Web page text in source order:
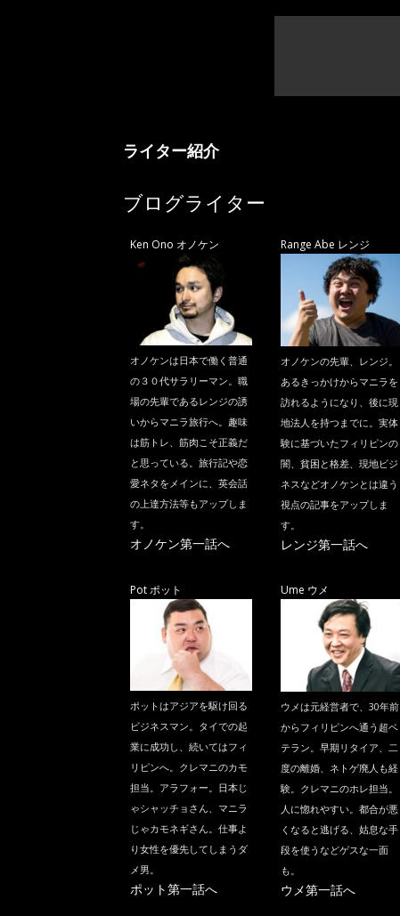
ライター紹介
ブログライター
Ken Ono オノケン
オノケンは日本で働く普通
の３０代サラリーマン。職
場の先輩であるレンジの誘
いからマニラ旅行へ。趣味
は筋トレ、筋肉こそ正義だ
と思っている。旅行記や恋
愛ネタをメインに、英会話
の上達方法等もアップしま
す。
オノケン第一話へ
Range Abe レンジ
オノケンの先輩、レンジ。
あるきっかけからマニラを
訪れるようになり、後に現
地法人を持つまでに。実体
験に基づいたフィリピンの
闇、貧困と格差、現地ビジ
ネスなどオノケンとは違う
視点の記事をアップしま
す。
レンジ第一話へ
Pot ポット
ポットはアジアを駆け回る
ビジネスマン。タイでの起
業に成功し、続いてはフィ
リピンへ。クレマニのカモ
担当。アラフォー。日本じ
ゃシャッチョさん、マニラ
じゃカモネギさん。仕事よ
り女性を優先してしまうダ
メ男。
ポット第一話へ
Ume ウメ
ウメは元経営者で、30年前
からフィリピンへ通う超ベ
テラン。早期リタイア、二
度の離婚、ネトゲ廃人も経
験。クレマニのホレ担当。
人に惚れやすい。都合が悪
くなると逃げる、姑息な手
段を使うなどゲスな一面
も。
ウメ第一話へ